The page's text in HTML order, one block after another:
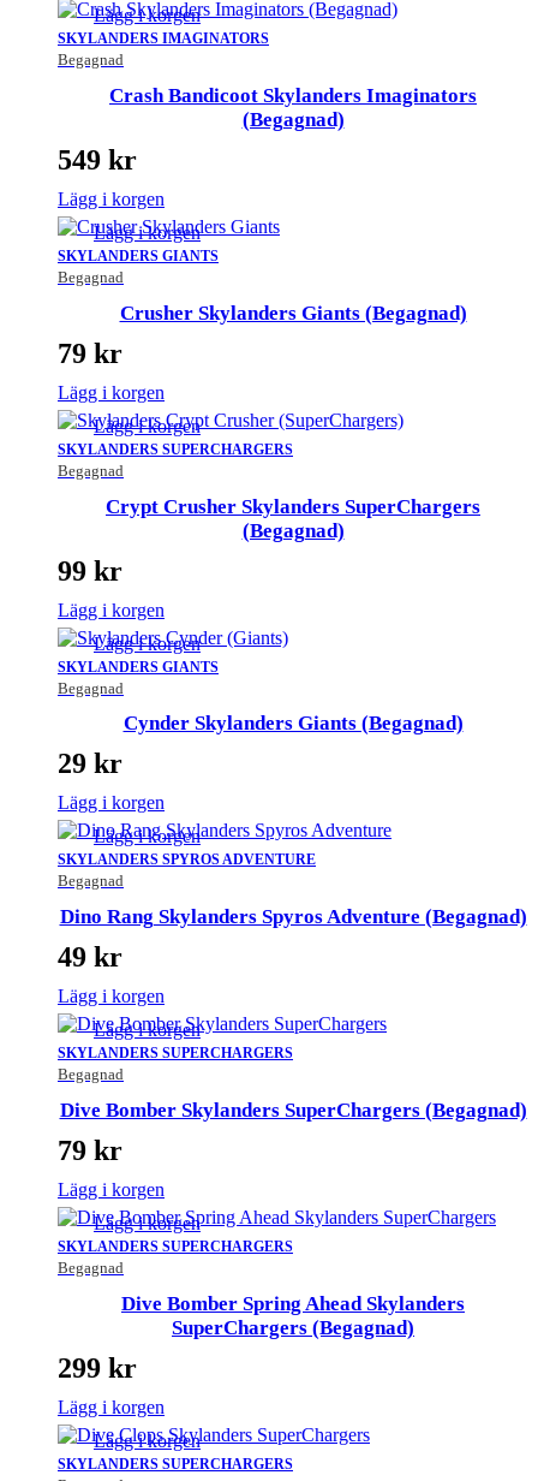
SKYLANDERS IMAGINATORS
Begagnad
Lägg i korgen
Crash Bandicoot Skylanders Imaginators
(Begagnad)
549 kr
Lägg i korgen
SKYLANDERS GIANTS
Begagnad
Lägg i korgen
Crusher Skylanders Giants (Begagnad)
79 kr
Lägg i korgen
SKYLANDERS SUPERCHARGERS
Begagnad
Lägg i korgen
Crypt Crusher Skylanders SuperChargers
(Begagnad)
99 kr
Lägg i korgen
SKYLANDERS GIANTS
Begagnad
Lägg i korgen
Cynder Skylanders Giants (Begagnad)
29 kr
Lägg i korgen
SKYLANDERS SPYROS ADVENTURE
Begagnad
Lägg i korgen
Dino Rang Skylanders Spyros Adventure (Begagnad)
49 kr
Lägg i korgen
SKYLANDERS SUPERCHARGERS
Begagnad
Lägg i korgen
Dive Bomber Skylanders SuperChargers (Begagnad)
79 kr
Lägg i korgen
SKYLANDERS SUPERCHARGERS
Begagnad
Lägg i korgen
Dive Bomber Spring Ahead Skylanders
SuperChargers (Begagnad)
299 kr
Lägg i korgen
SKYLANDERS SUPERCHARGERS
Lägg i korgen